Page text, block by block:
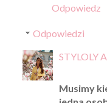
Odpowiedz
Odpowiedzi
STYLOLY
Musimy